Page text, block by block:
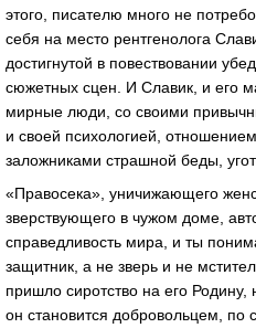
этого, писателю много не
себя на место рентгенолога
достигнутой в повествовании
сюжетных сцен. И Славик, и его
мирные люди, со своими
и своей психологией,
заложниками страшной беды,
«Правосека», уничижающего
зверствующего в чужом доме,
справедливость мира, и ты
защитник, а не зверь и не
пришло сиротство на его Родину,
он становится добровольцем, по